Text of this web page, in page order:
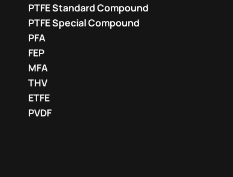
PTFE Standard Compound
PTFE Special Compound
PFA
FEP
MFA
THV
ETFE
PVDF